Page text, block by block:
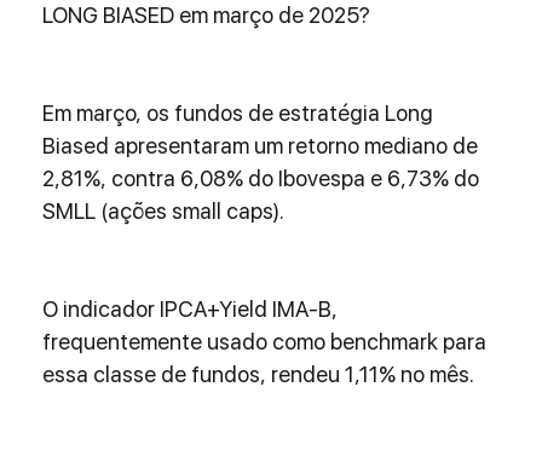
LONG BIASED em março de 2025?
Em março, os fundos de estratégia Long
Biased apresentaram um retorno mediano de
2,81%, contra 6,08% do Ibovespa e 6,73% do
SMLL (ações small caps).
O indicador IPCA+Yield IMA-B,
frequentemente usado como benchmark para
essa classe de fundos, rendeu 1,11% no mês.